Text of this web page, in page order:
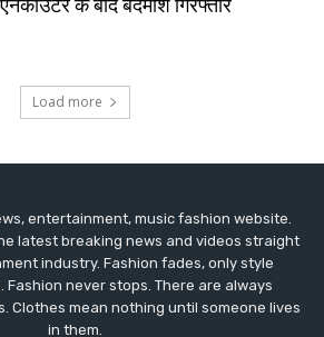
entertainment, music fashion website.
latest breaking news and videos straight
industry. Fashion fades, only style
Fashion never stops. There are always
Clothes mean nothing until someone lives
in them.